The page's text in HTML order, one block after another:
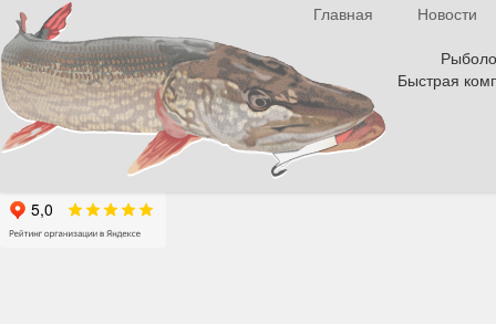
Главная
Новости
Быстрая